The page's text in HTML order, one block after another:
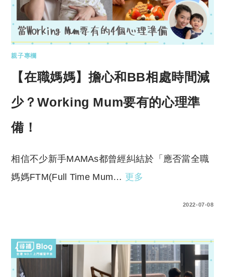
親子專欄
【在職媽媽】擔心和BB相處時間減
少？Working Mum要有的心理準
備！
相信不少新手MAMAs都曾經糾結於「應否當全職
媽媽FTM(Full Time Mum… 更多
2022-07-08